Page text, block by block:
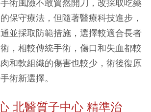
術風險不敢貿然開刀，改採取吃藥
保守療法，但隨著醫療科技進步，
並採取防範措施，選擇較適合長者
，相較傳統手術，傷口和失血都較
和軟組織的傷害也較少，術後復原
術新選擇。
北醫質子中心 精準治